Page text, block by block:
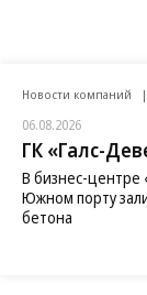
Новости компаний
06.08.2026
ГК «Галс-
В бизнес-центре
Южном порту
бетона